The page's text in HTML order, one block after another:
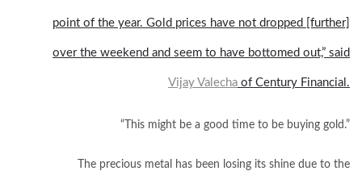
point of the year. Gold prices have not dropped [further]
over the weekend and seem to have bottomed out,” said
Vijay Valecha of Century Financial.
“This might be a good time to be buying gold.”
The precious metal has been losing its shine due to the